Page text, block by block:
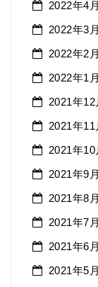
2022年4月
2022年3月
2022年2月
2022年1月
2021年12
2021年11
2021年10
2021年9月
2021年8月
2021年7月
2021年6月
2021年5月